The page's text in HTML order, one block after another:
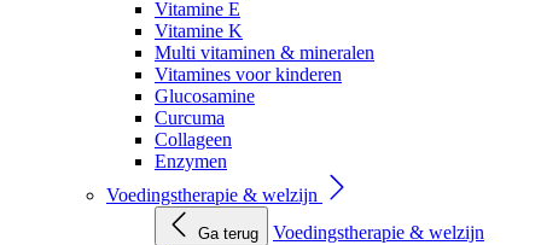
Vitamine E
Vitamine K
Multi vitaminen & mineralen
Vitamines voor kinderen
Glucosamine
Curcuma
Collageen
Enzymen
Voedingstherapie & welzijn
Ga terug
Voedingstherapie & welzijn